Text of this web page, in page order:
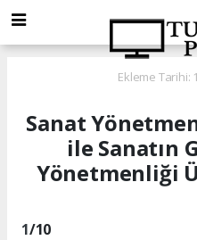
Ekleme Tarihi:
Sanat
ile Sanatın
Yönetmenliği
1/10